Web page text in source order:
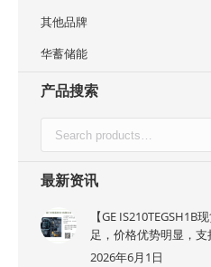
其他品牌
华蓄储能
产品搜索
最新资讯
【GE
足，价格优势明显，
2026年6月1日